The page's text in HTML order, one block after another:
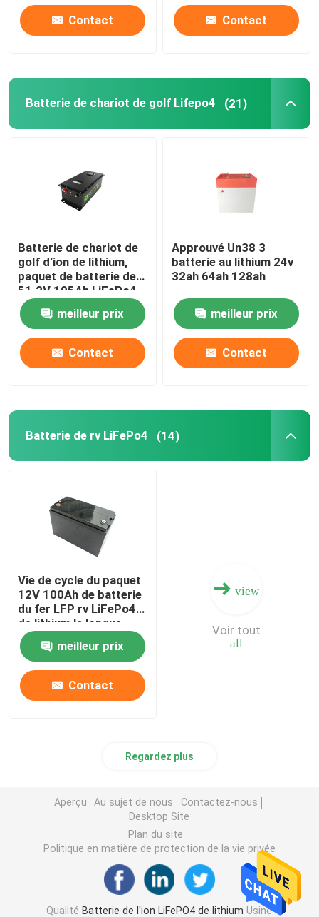
batterie au lithium fixée au mur
Outre de l'inverseur hybride solaire de grille
Centrale électrique portative
Contact Contact
Batterie de chariot de golf Lifepo4 (21)
Batterie de chariot de
golf d'ion de lithium,
paquet de batterie de
51.2V 105Ah LiFePo4
meilleur prix
Contact
Approuvé Un38 3
batterie au lithium 24v
32ah 64ah 128ah
meilleur prix
Contact
Batterie de rv LiFePo4 (14)
Vie de cycle du paquet
12V 100Ah de batterie
du fer LFP rv LiFePo4
de lithium la longue
meilleur prix
Contact
view
all
Voir tout
Regardez plus
Aperçu Au sujet de nous
Contactez-nous
Desktop Site
Plan du site
Politique en matière de protection de la vie privée
Qualité Batterie de l'ion LiFePO4 de lithium Usine